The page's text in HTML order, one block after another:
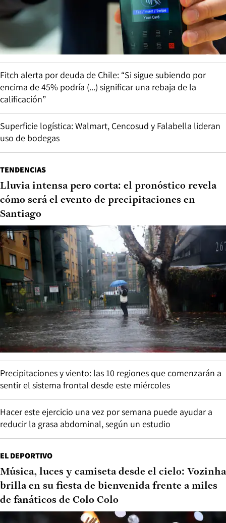
Fitch alerta por deuda de Chile: “Si sigue subiendo por
encima de 45% podría (...) significar una rebaja de la
calificación”
Superficie logística: Walmart, Cencosud y Falabella lideran
uso de bodegas
TENDENCIAS
Lluvia intensa pero corta: el pronóstico revela
cómo será el evento de precipitaciones en
Santiago
Precipitaciones y viento: las 10 regiones que comenzarán a
sentir el sistema frontal desde este miércoles
Hacer este ejercicio una vez por semana puede ayudar a
reducir la grasa abdominal, según un estudio
EL DEPORTIVO
Música, luces y camiseta desde el cielo: Vozinha
brilla en su fiesta de bienvenida frente a miles
de fanáticos de Colo Colo